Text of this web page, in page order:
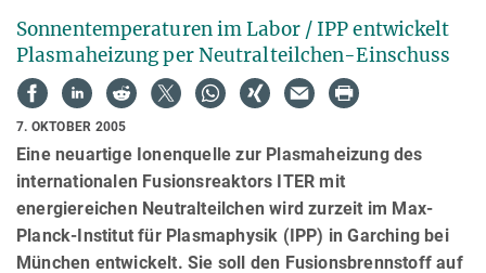
Sonnentemperaturen im Labor / IPP entwickelt
Plasmaheizung per Neutralteilchen-Einschuss
7. OKTOBER 2005
Eine neuartige Ionenquelle zur Plasmaheizung des
internationalen Fusionsreaktors ITER mit
energiereichen Neutralteilchen wird zurzeit im Max-
Planck-Institut für Plasmaphysik (IPP) in Garching bei
München entwickelt. Sie soll den Fusionsbrennstoff auf